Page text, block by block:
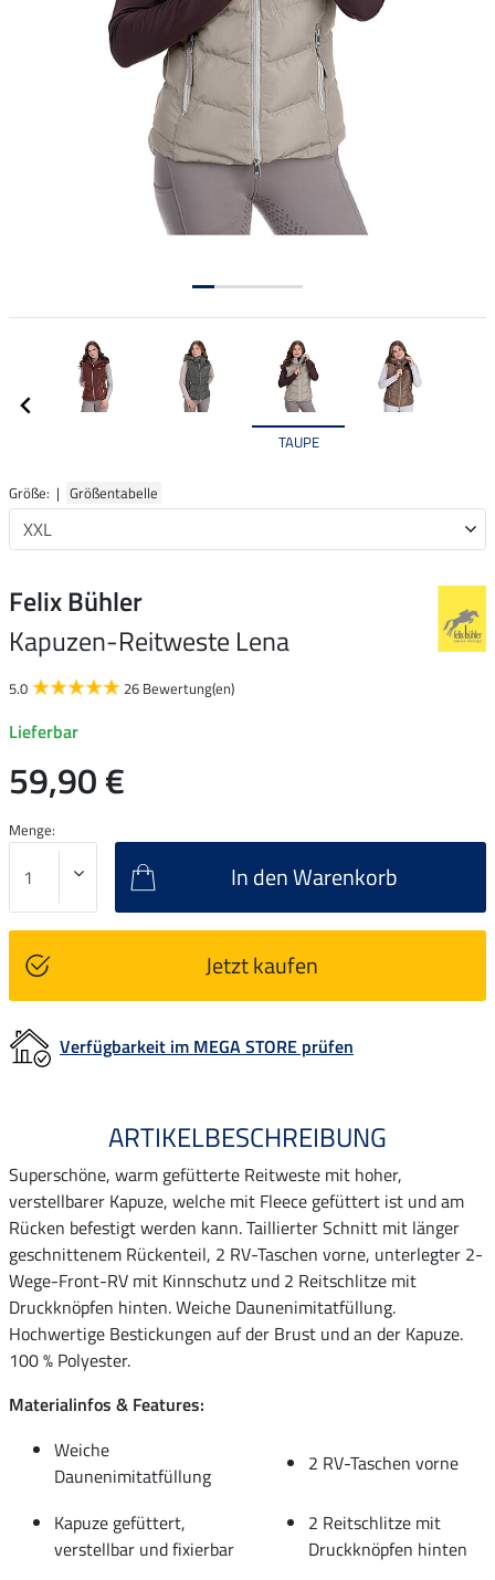
TAUPE
Größe: | Größentabelle
Felix Bühler
Kapuzen-Reitweste Lena
5.0 26 Bewertung(en)
Lieferbar
59,90 €
Menge:
In den Warenkorb
Jetzt kaufen
Verfügbarkeit im MEGA STORE prüfen
ARTIKELBESCHREIBUNG
Superschöne, warm gefütterte Reitweste mit hoher,
verstellbarer Kapuze, welche mit Fleece gefüttert ist und am
Rücken befestigt werden kann. Taillierter Schnitt mit länger
geschnittenem Rückenteil, 2 RV-Taschen vorne, unterlegter 2-
Wege-Front-RV mit Kinnschutz und 2 Reitschlitze mit
Druckknöpfen hinten. Weiche Daunenimitatfüllung.
Hochwertige Bestickungen auf der Brust und an der Kapuze.
100 % Polyester.
Materialinfos & Features:
Weiche
Daunenimitatfüllung
2 RV-Taschen vorne
Kapuze gefüttert,
verstellbar und fixierbar
2 Reitschlitze mit
Druckknöpfen hinten